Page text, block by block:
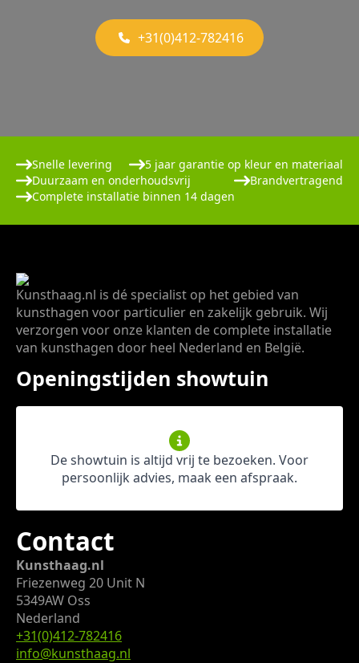
+31(0)412-782416
Snelle levering
5 jaar garantie op kleur en materiaal
Duurzaam en onderhoudsvrij
Brandvertragend
Complete installatie binnen 14 dagen
Kunsthaag.nl is dé specialist op het gebied van
kunsthagen voor particulier en zakelijk gebruik. Wij
verzorgen voor onze klanten de complete installatie
van kunsthagen door heel Nederland en België.
Openingstijden showtuin
De showtuin is altijd vrij te bezoeken. Voor
persoonlijk advies, maak een afspraak.
Contact
Kunsthaag.nl
Friezenweg 20 Unit N
5349AW Oss
Nederland
+31(0)412-782416
info@kunsthaag.nl